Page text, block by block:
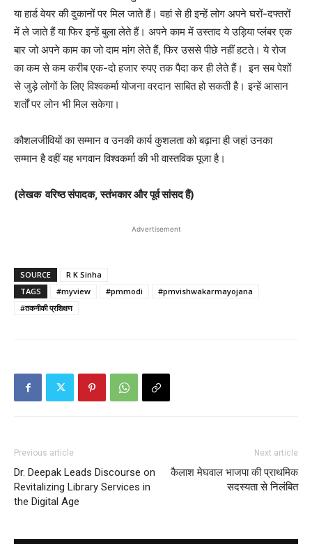
या हार्ड वेयर की दुकानों पर मिल जाते हैं। वहां से ही इन्हें लोग अपने घरों-दफ्तरों
में ले जाते हैं या फिर इन्हें बुला लेते हैं। अपने काम में उस्ताद ये उड़िया प्लंबर एक
बार जो अपने काम का जो दाम मांग लेते हैं, फिर उससे पीछे नहीं हटते। ये रोज
का कम से कम करीब एक-दो हजार रुपए तक पैदा कर ही लेते हैं। इन सब पेशों
से जुड़े लोगों के लिए विश्वकर्मा योजना वरदान साबित हो सकती है। इन्हें आसान
शर्तों पर लोन भी मिल सकेगा।
कौशलजीवियों का सम्मान व उनकी कार्य कुशलता को बढ़ाना ही जहां उनका
सम्मान है वहीं यह भगवान विश्वकर्मा की भी वास्तविक पूजा है।
(लेखक वरिष्ठ संपादक,स्तंभकारऔर पूर्व सांसद हैं)
Advertisement
SOURCE
R K Sinha
TAGS
#myview #pmmodi
#pmvishwakarmayojana
#तकनीकी प्रशिक्षण
Previous article
Dr. Deepak Leads Discourse on
Revitalizing Library Services in
the Digital Age
Next article
कैलाश मेघवाल भाजपा की प्राथमिक
सदस्यता से निलंबित